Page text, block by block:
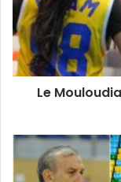
pour
une
finale
explosive
Le
Mourad
Boussebt
dévoile